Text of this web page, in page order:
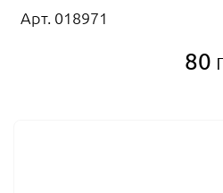
Арт. 018971
80